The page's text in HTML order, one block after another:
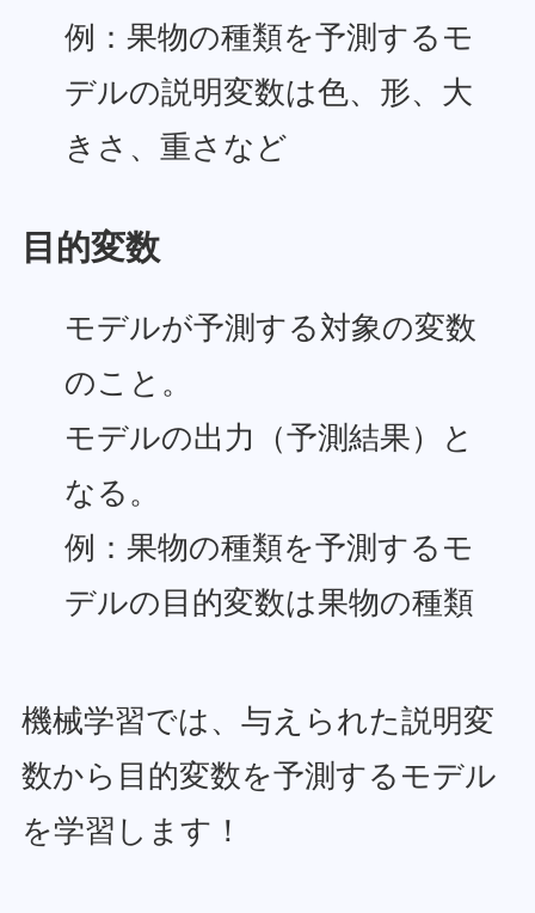
例：果物の種類を予測するモ
デルの説明変数は色、形、大
きさ、重さなど
目的変数
モデルが予測する対象の変数
のこと。
モデルの出力（予測結果）と
なる。
例：果物の種類を予測するモ
デルの目的変数は果物の種類
機械学習では、与えられた説明変
数から目的変数を予測するモデル
を学習します！